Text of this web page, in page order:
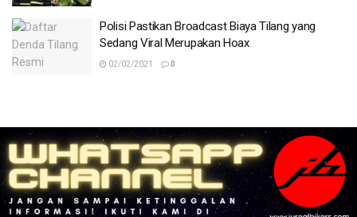
Polisi Pastikan Broadcast Biaya Tilang yang
Sedang Viral Merupakan Hoax
02/02/2021 0